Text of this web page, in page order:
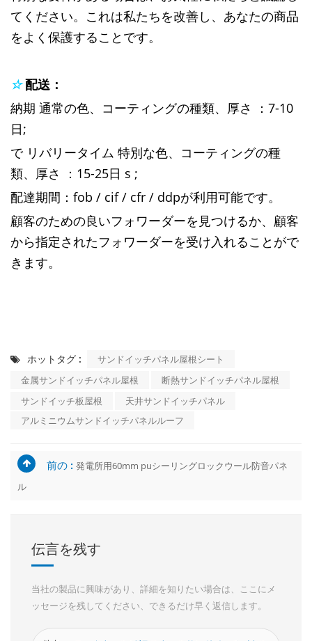
てください。これは私たちを改善し、あなたの商品
をよく保護することです。
☆配送：
納期 通常の色、コーティングの種類、厚さ
：7-10
日;
でリバリータイム 特別な色、コーティングの種
類、厚さ
：15-25日 s ;
配達期間：fob / cif / cfr / ddpが利用可能です。
顧客のための良いフォワーダーを見つけるか、顧客
から指定されたフォワーダーを受け入れることがで
きます。
ホットタグ :
サンドイッチパネル屋根シート
金属サンドイッチパネル屋根
断熱サンドイッチパネル屋根
サンドイッチ板屋根
天井サンドイッチパネル
アルミニウムサンドイッチパネルルーフ
前の : 発電所用60mm puシーリングロックウール防音パネ
ル
伝言を残す
当社の製品に興味があり、詳細を知りたい場合は、ここにメ
ッセージを残してください、できるだけ早く返信します。